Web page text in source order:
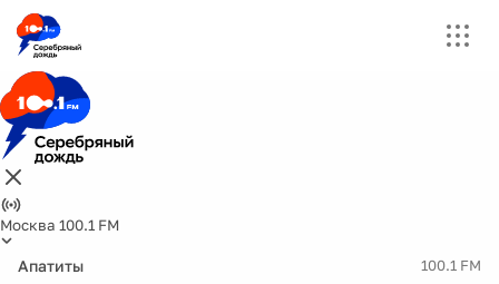
Москва 100.1 FM
Апатиты 100.1 FM